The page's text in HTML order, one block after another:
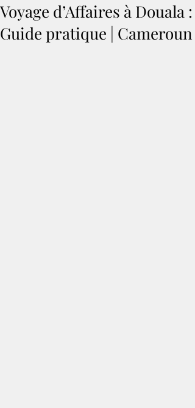
Voyage d’Affaires à Douala :
Guide pratique | Cameroun